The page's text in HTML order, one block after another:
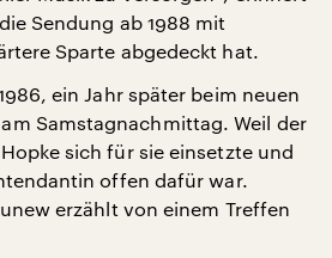
Sendung ab 1988 mit
Sparte abgedeckt hat.
ein Jahr später beim neuen
Samstagnachmittag. Weil der
sich für sie einsetzte und
offen dafür war.
erzählt von einem Treffen